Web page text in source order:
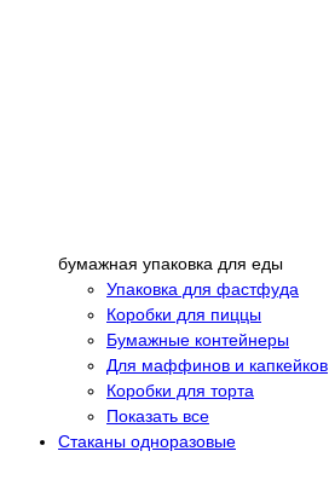
бумажная упаковка для еды
Упаковка для фастфуда
Коробки для пиццы
Бумажные контейнеры
Для маффинов и капкейков
Коробки для торта
Показать все
Стаканы одноразовые